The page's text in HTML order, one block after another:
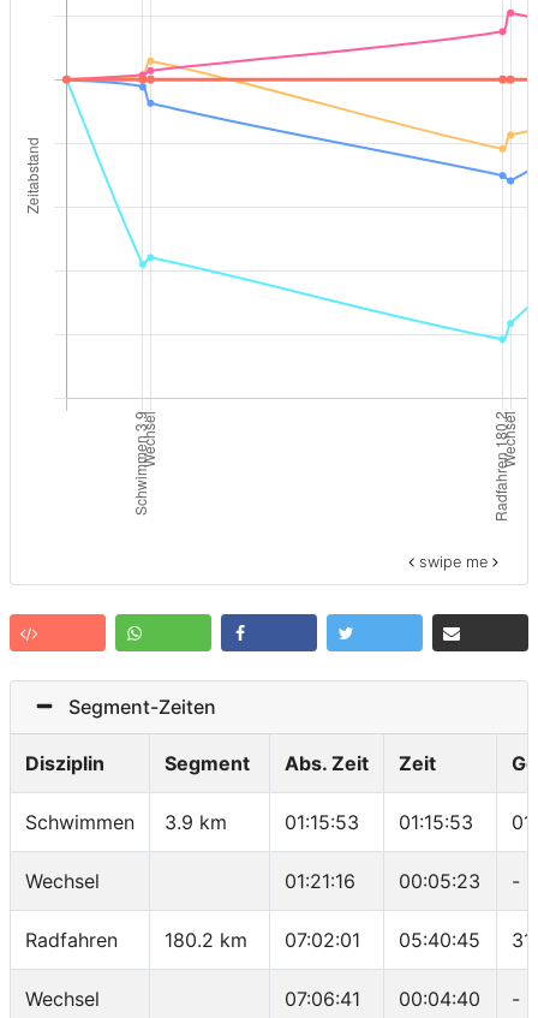
swipe me
Segment-Zeiten
Disziplin Segment Abs. Zeit Zeit
Schwimmen 3.9 km 01:15:53 01:15:53
Wechsel 01:21:16 00:05:23 -
Radfahren 180.2 km 07:02:01 05:40:45
Wechsel 07:06:41 00:04:40 -